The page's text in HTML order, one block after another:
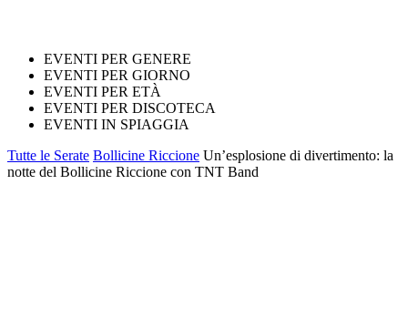
EVENTI PER GENERE
EVENTI PER GIORNO
EVENTI PER ETÀ
EVENTI PER DISCOTECA
EVENTI IN SPIAGGIA
Tutte le Serate Bollicine Riccione Un’esplosione di divertimento: la
notte del Bollicine Riccione con TNT Band